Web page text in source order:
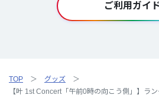
ご利用ガイ
TOP
グッズ
【叶 1st Concert「午前0時の向こう側」】ラ